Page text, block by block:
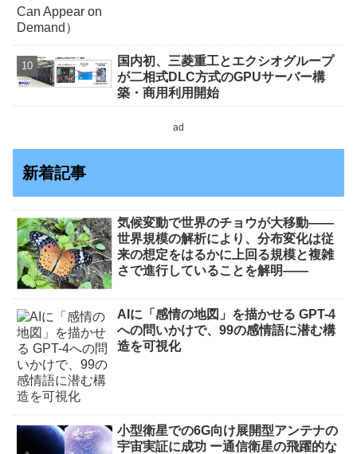
国内初、三菱重工とエクシオグループ
が二相式DLC方式のGPUサーバー構
築・商用利用開始
ad
新着記事
気候変動で世界のチョウが大移動――
世界規模の解析により、分布変化は従
来の想定をはるかに上回る規模と複雑
さで進行していることを解明――
AIに「感情の地図」を描かせる GPT-4
への問いかけで、99の感情語に潜む構
造を可視化
小型衛星での6G向け展開型アンテナの
宇宙実証に成功 ー通信衛星の飛躍的な